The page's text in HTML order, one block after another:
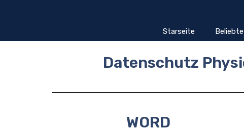
Starseite
Datenschutz
WORD